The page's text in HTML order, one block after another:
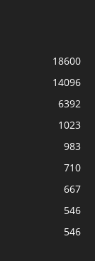
18600
14096
6392
1023
983
710
667
546
546